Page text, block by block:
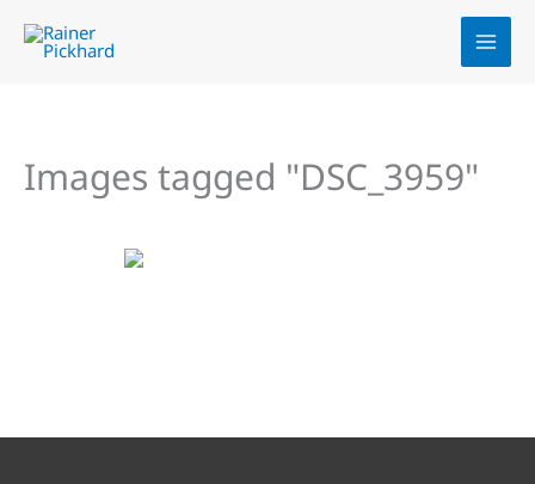
Inhalt
Images tagged "DSC_3959"